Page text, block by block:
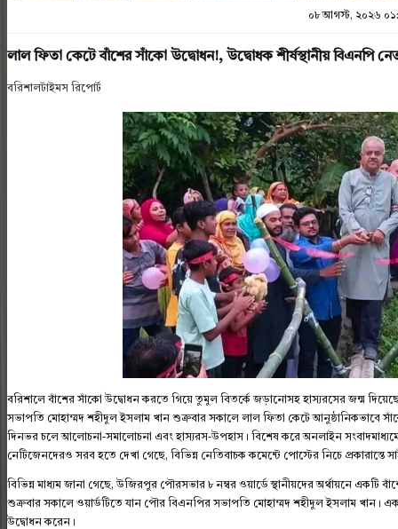
০৮ আগস্ট, ২০২৬
লাল ফিতা কেটে বাঁশের সাঁকো উদ্বোধন!, উদ্বোধক শীর্ষস্থানীয় বিএনপি
বরিশালটাইমস রিপোর্ট
বরিশালে বাঁশের সাঁকো উদ্বোধন করতে গিয়ে তুমুল বিতর্কে জড়ানোসহ হাস্যরসের জন্ম
সভাপতি মোহাম্মদ শহীদুল ইসলাম খান শুক্রবার সকালে লাল ফিতা কেটে আনুষ্ঠানিকভাবে
দিনভর চলে আলোচনা-সমালোচনা এবং হাস্যরস-উপহাস। বিশেষ করে অনলাইন
নেটিজেনদেরও সরব হতে দেখা গেছে, বিভিন্ন নেতিবাচক কমেন্টে পোস্টের নিচে প্রকারান্তে
বিভিন্ন মাধ্যম জানা গেছে, উজিরপুর পৌরসভার ৮ নম্বর ওয়ার্ডে স্থানীয়দের অর্থায়নে একটি
শুক্রবার সকালে ওয়ার্ডটিতে যান পৌর বিএনপির সভাপতি মোহাম্মদ শহীদুল ইসলাম খান।
উদ্বোধন করেন।